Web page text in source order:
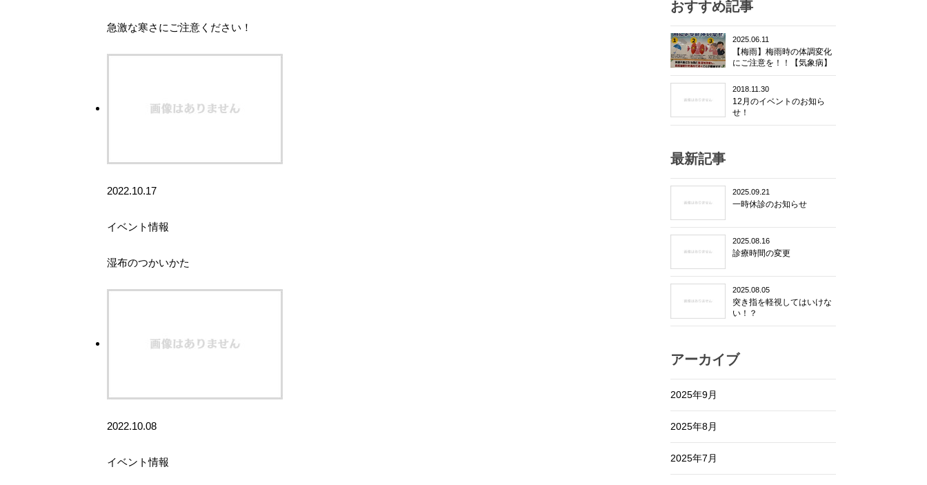
急激な寒さにご注意ください！
2022.10.17
イベント情報
湿布のつかいかた
2022.10.08
イベント情報
おすすめ記事
2025.06.11
【梅雨】梅雨時の体調変化
にご注意を！！【気象病】
2018.11.30
12月のイベントのお知ら
せ！
最新記事
2025.09.21
一時休診のお知らせ
2025.08.16
診療時間の変更
2025.08.05
突き指を軽視してはいけな
い！？
アーカイブ
2025年9月
2025年8月
2025年7月